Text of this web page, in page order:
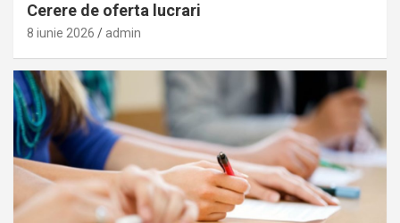
Cerere de oferta lucrari
8 iunie 2026 admin